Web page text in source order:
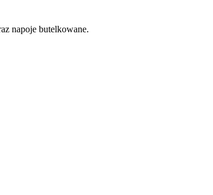
napoje butelkowane.